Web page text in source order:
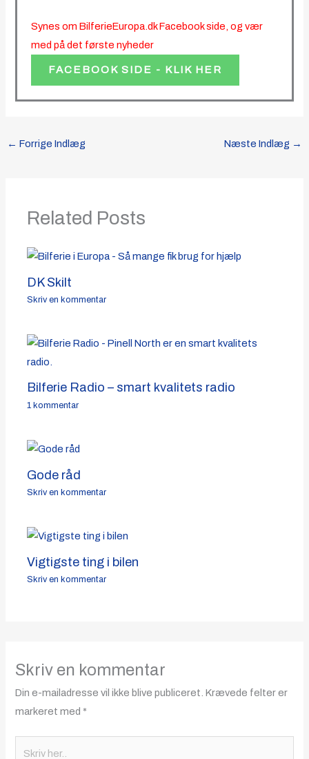
Synes om BilferieEuropa.dk Facebook side, og vær
med på det første nyheder
FACEBOOK SIDE - KLIK HER
← Forrige Indlæg Næste Indlæg →
Related Posts
DK Skilt
Skriv en kommentar
Bilferie Radio – smart kvalitets radio
1 kommentar
Gode råd
Skriv en kommentar
Vigtigste ting i bilen
Skriv en kommentar
Skriv en kommentar
Din e-mailadresse vil ikke blive publiceret. Krævede felter er
markeret med *